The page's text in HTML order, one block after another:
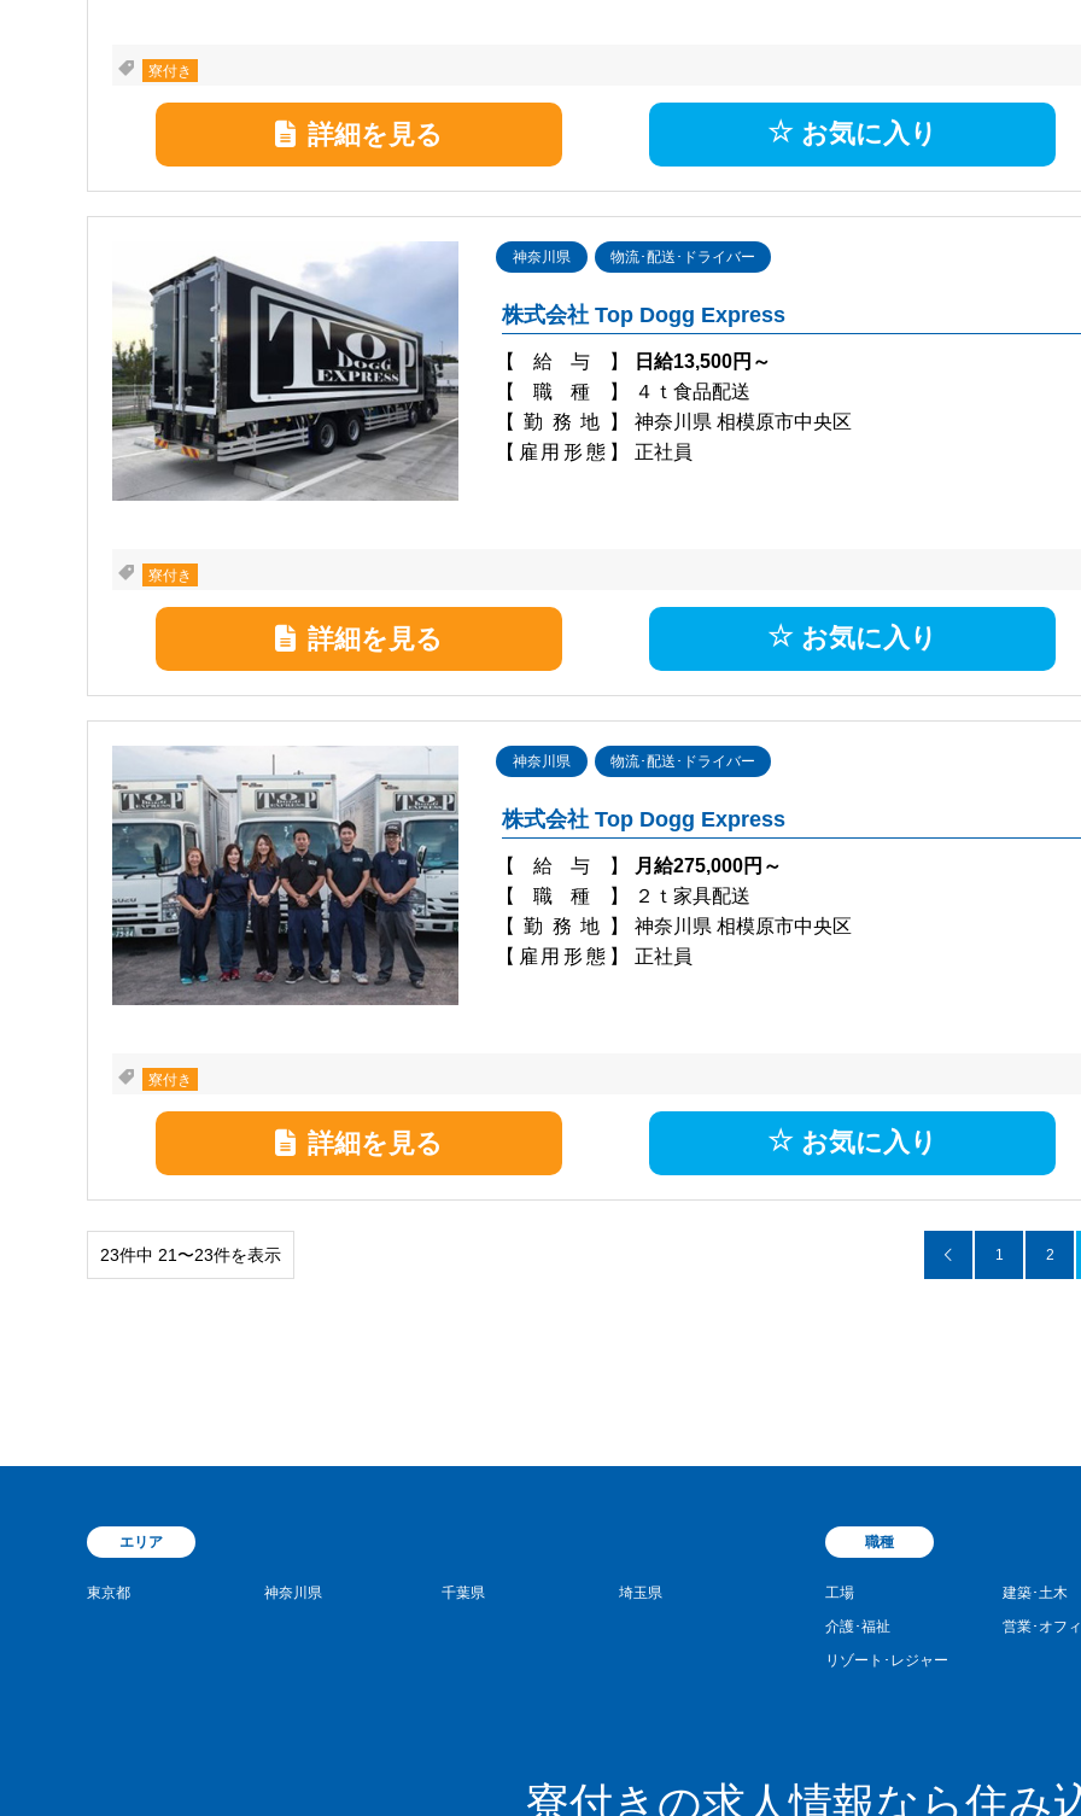
家族寮･ファミリータイプ
引越し費用支給
Wi-fi利用可能
寮付き
詳細を見る お気に入り
神奈川県 物流･配送･ドライバー
株式会社 Top Dogg Express
【給与】
日給13,500円～
【職種】
４ｔ食品配送
【勤務地】
神奈川県 相模原市中央区
【雇用形態】
正社員
寮付き
詳細を見る お気に入り
神奈川県 物流･配送･ドライバー
株式会社 Top Dogg Express
【給与】
月給275,000円～
【職種】
２ｔ家具配送
【勤務地】
神奈川県 相模原市中央区
【雇用形態】
正社員
寮付き
詳細を見る お気に入り
23件中 21〜23件を表示  1 2
エリア
東京都 神奈川県 千葉県 埼玉県
職種
工場
建築･土木
介護･福祉
営業･オフ
リゾート･レジャー
寮付きの求人情報なら住み